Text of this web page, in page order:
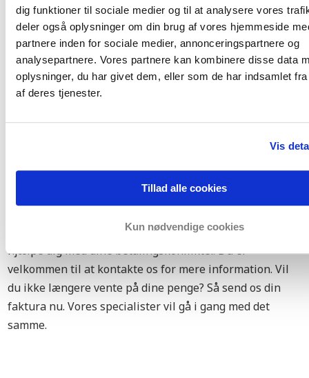
dig funktioner til sociale medier og til at analysere vores
deler også oplysninger om din brug af vores hjemmeside
partnere inden for sociale medier, annonceringspartnere og
analysepartnere. Vores partnere kan kombinere disse data
oplysninger, du har givet dem, eller som de har indsamlet
af deres tjenester.
Vis
Tillad alle cookies
Kun nødvendige cookies
bedste for at inddrive inkassoomkostningerne (inkl.
morarenter) fra din debitor. I den situation vil din
skotske kunde betale både den udestående faktura og
alle inkassoomkostningerne. På den måde betaler du så
lidt som muligt iinkasssoomkostninger
INTERNATIONALE
Har du en skotsk kunde som efterlader dig udestående
Vores inkassospecialister og advokater er glade for at
hjælpe dig med dine betalingskonflikter. Du er
velkommen til at kontakte os for mere information. Vil
du ikke længere vente på dine penge? Så send os din
faktura nu. Vores specialister vil gå i gang med det
samme.